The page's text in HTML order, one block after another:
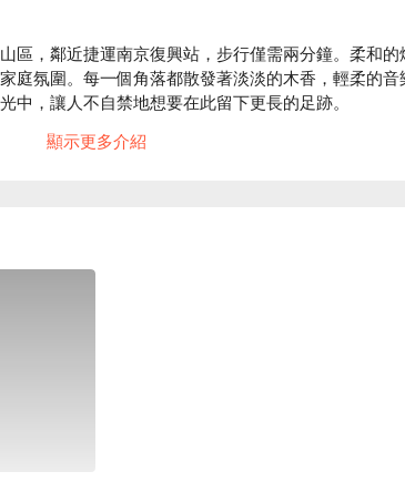
區，鄰近捷運南京復興站，步行僅需兩分鐘。柔和的
庭氛圍。每一個角落都散發著淡淡的木香，輕柔的音
中，讓人不自禁地想要在此留下更長的足跡。
食、炭烤雞豬雙麴定食和芭樂檸檬青茶成為完美的催
聚餐
顯示更多介紹